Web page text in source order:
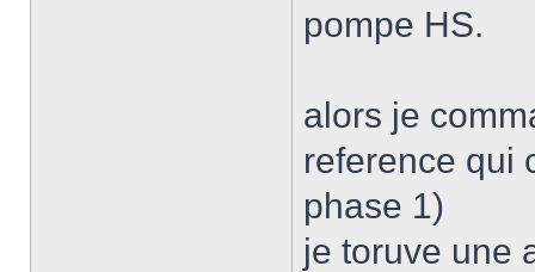
pompe HS.
alors je
reference qui
phase 1)
je toruve une